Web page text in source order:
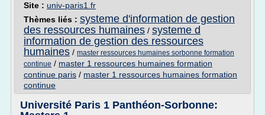
Site : univ-paris1.fr
Thèmes liés : systeme d'information de gestion
des ressources humaines / systeme d
information de gestion des ressources
humaines / master ressources humaines sorbonne formation
continue / master 1 ressources humaines formation
continue paris / master 1 ressources humaines formation
continue
Université Paris 1 Panthéon-Sorbonne: